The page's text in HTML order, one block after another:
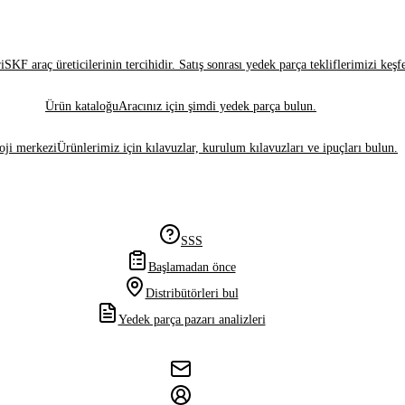
SKF araç üreticilerinin tercihidir. Satış sonrası yedek parça tekliflerimizi
Ürün kataloğuAracınız için şimdi yedek parça bulun.
merkeziÜrünlerimiz için kılavuzlar, kurulum kılavuzları ve ipuçları bulun.
SSS
Başlamadan önce
Distribütörleri bul
Yedek parça pazarı analizleri